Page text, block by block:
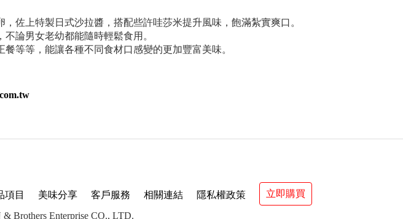
，佐上特製日式沙拉醬，搭配些許哇莎米提升風味，飽滿紮實爽口。
不論男女老幼都能隨時輕鬆食用。
餐等等，能讓各種不同食材口感變的更加豐富美味。
項目 美味分享 客戶服務 相關連結 隱私權政策 立即購買
Brothers Enterprise CO., LTD.